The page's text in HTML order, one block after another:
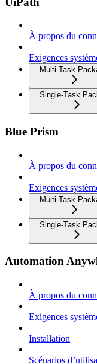
À propos du
Exigences
Multi-Task
Single-Task
Blue Prism
À propos du
Exigences
Multi-Task
Single-Task
Automation
À propos du
Exigences
Installation
Scénarios